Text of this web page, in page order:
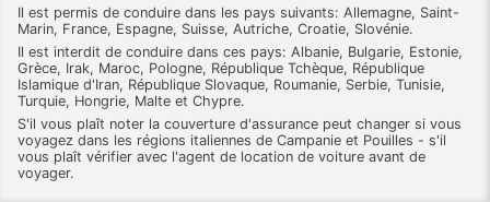
Il est permis de conduire dans les pays suivants: Allemagne, Saint-
Marin, France, Espagne, Suisse, Autriche, Croatie, Slovénie.
Il est interdit de conduire dans ces pays: Albanie, Bulgarie, Estonie,
Grèce, Irak, Maroc, Pologne, République Tchèque, République
Islamique d'Iran, République Slovaque, Roumanie, Serbie, Tunisie,
Turquie, Hongrie, Malte et Chypre.
S'il vous plaît noter la couverture d'assurance peut changer si vous
voyagez dans les régions italiennes de Campanie et Pouilles - s'il
vous plaît vérifier avec l'agent de location de voiture avant de
voyager.